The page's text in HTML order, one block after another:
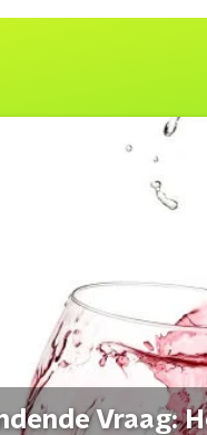
Vraag: